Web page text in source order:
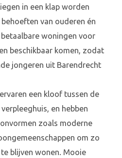
in een klap worden
van ouderen én
woningen voor
beschikbaar komen, zodat
jongeren uit Barendrecht
een kloof tussen de
en hebben
zoals moderne
om zo
blijven wonen. Mooie